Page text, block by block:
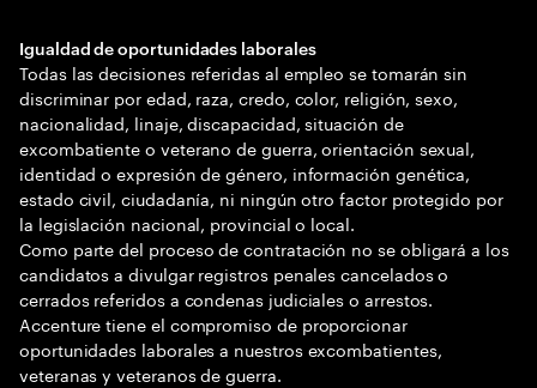
Igualdad de oportunidades laborales
Todas las decisiones referidas al empleo se tomarán sin
discriminar por edad, raza, credo, color, religión, sexo,
nacionalidad, linaje, discapacidad, situación de
excombatiente o veterano de guerra, orientación sexual,
identidad o expresión de género, información genética,
estado civil, ciudadanía, ni ningún otro factor protegido por
la legislación nacional, provincial o local.
Como parte del proceso de contratación no se obligará a los
candidatos a divulgar registros penales cancelados o
cerrados referidos a condenas judiciales o arrestos.
Accenture tiene el compromiso de proporcionar
oportunidades laborales a nuestros excombatientes,
veteranas y veteranos de guerra.